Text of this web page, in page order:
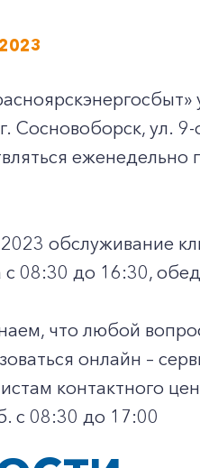
Сосновоборск, ул.
обслуживание
с 08:30 до 16:30,
что любой
онлайн –
контактного
с 08:30 до 17:00